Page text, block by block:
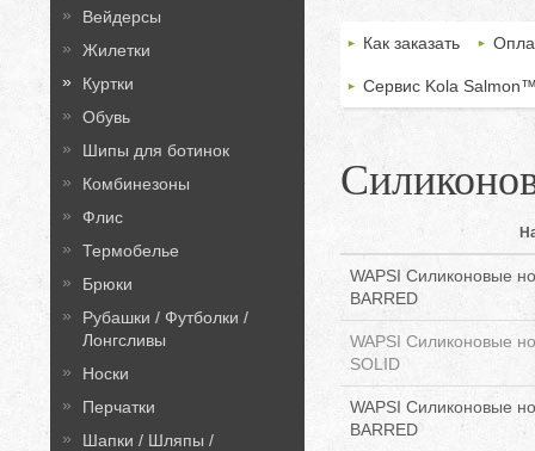
Вейдерсы
Жилетки
Куртки
Обувь
Шипы для ботинок
Комбинезоны
Флис
Термобелье
Брюки
Рубашки / Футболки /
Лонгсливы
Носки
Перчатки
Шапки / Шляпы /
Как заказать
Сервис Kola
WAPSI Силиконовые
BARRED
WAPSI Силиконовые
SOLID
WAPSI Силиконовые
BARRED